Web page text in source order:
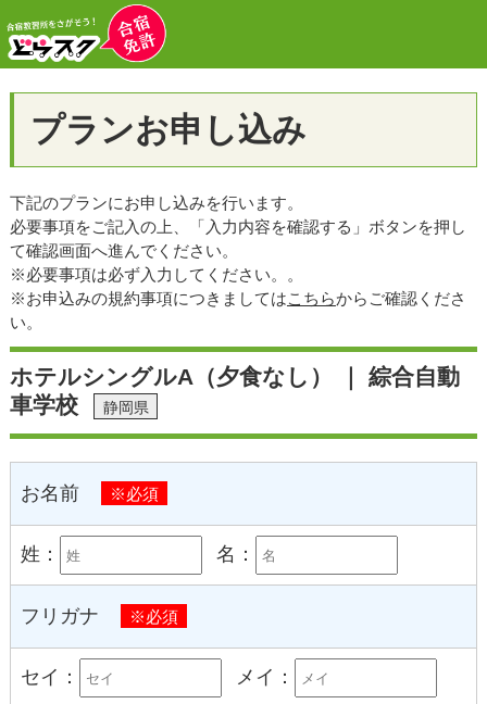
プランお申し込み
下記のプランにお申し込みを行います。
必要事項をご記入の上、「入力内容を確認する」ボタンを押し
て確認画面へ進んでください。
※必要事項は必ず入力してください。。
※お申込みの規約事項につきましてはこちらからご確認くださ
い。
ホテルシングルA（夕食なし） ｜ 綜合自動
車学校
静岡県
お名前 ※必須
姓： 名：
フリガナ ※必須
セイ： メイ：